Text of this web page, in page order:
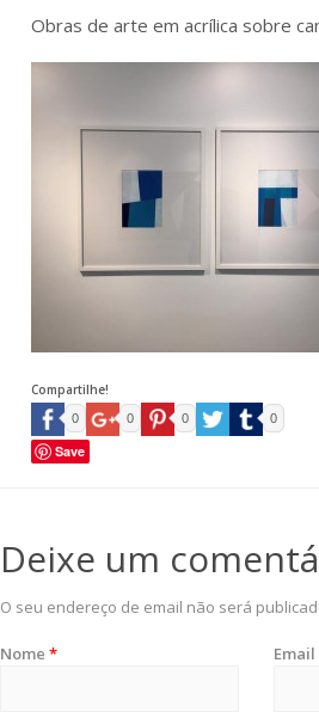
Obras de arte em acrílica sobre
Compartilhe!
0 0 0 0
Save
Deixe um
O seu endereço de email não será
Nome * Email